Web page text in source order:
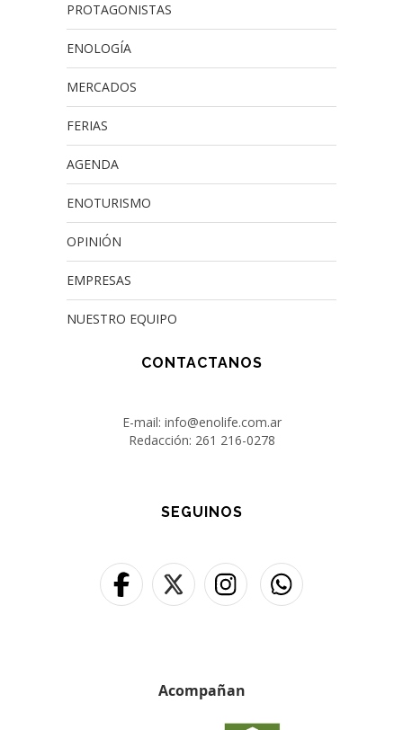
PROTAGONISTAS
ENOLOGÍA
MERCADOS
FERIAS
AGENDA
ENOTURISMO
OPINIÓN
EMPRESAS
NUESTRO EQUIPO
CONTACTANOS
E-mail: info@enolife.com.ar
Redacción: 261 216-0278
SEGUINOS
Acompañan